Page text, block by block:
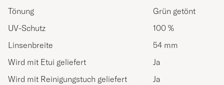
Tönung
Grün getönt
UV-Schutz
100 %
Linsenbreite
54 mm
Wird mit Etui geliefert
Ja
Wird mit Reinigungstuch geliefert
Ja